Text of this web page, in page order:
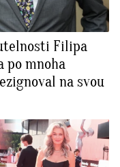
Filipa
po mnoha
na svou